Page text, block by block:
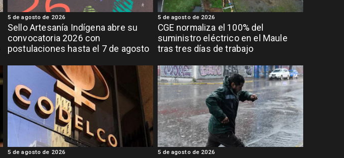
Sello Artesanía Indígena abre su
convocatoria 2026 con
postulaciones hasta el 7 de agosto
5 de agosto de 2026
CGE normaliza el 100% del
suministro eléctrico en el Maule
tras tres días de trabajo
5 de agosto de 2026
5 de agosto de 2026 5 de agosto de 2026